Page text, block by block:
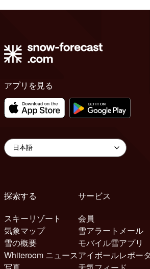
アプリを見る
探索する
スキーリゾート
気象マップ
雪の概要
Whiteroom ニュース
サービス
会員
雪アラートメール
モバイル雪アプリ
アイボールレポー